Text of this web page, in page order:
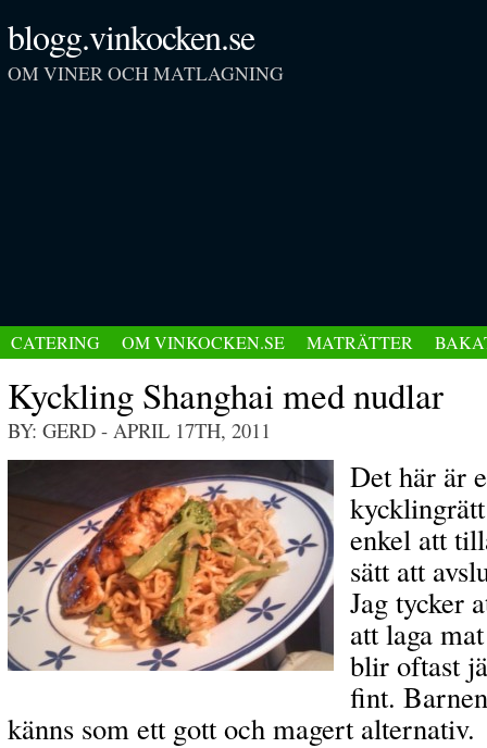
blogg.vinkocken.se
OM VINER OCH MATLAGNING
CATERING OM VINKOCKEN.SE MATRÄTTER
Kyckling Shanghai med nudlar
BY: GERD - APRIL 17TH, 2011
Det här är
enkel att
sätt att
Jag tycker
att laga
blir oftast
fint.
känns som ett gott och magert alternativ.